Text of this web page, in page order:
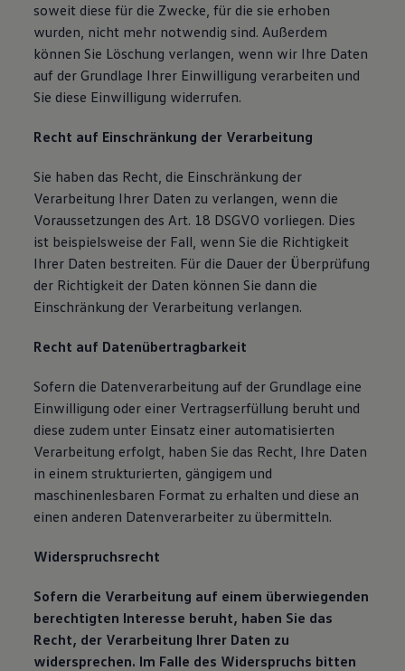
soweit diese für die Zwecke, für die sie erhoben
wurden, nicht mehr notwendig sind. Außerdem
können Sie Löschung verlangen, wenn wir Ihre Daten
auf der Grundlage Ihrer Einwilligung verarbeiten und
Sie diese Einwilligung widerrufen.
Recht auf Einschränkung der Verarbeitung
Sie haben das Recht, die Einschränkung der
Verarbeitung Ihrer Daten zu verlangen, wenn die
Voraussetzungen des Art. 18 DSGVO vorliegen. Dies
ist beispielsweise der Fall, wenn Sie die Richtigkeit
Ihrer Daten bestreiten. Für die Dauer der Überprüfung
der Richtigkeit der Daten können Sie dann die
Einschränkung der Verarbeitung verlangen.
Recht auf Datenübertragbarkeit
Sofern die Datenverarbeitung auf der Grundlage eine
Einwilligung oder einer Vertragserfüllung beruht und
diese zudem unter Einsatz einer automatisierten
Verarbeitung erfolgt, haben Sie das Recht, Ihre Daten
in einem strukturierten, gängigem und
maschinenlesbaren Format zu erhalten und diese an
einen anderen Datenverarbeiter zu übermitteln.
Widerspruchsrecht
Sofern die Verarbeitung auf einem überwiegenden
berechtigten Interesse beruht, haben Sie das
Recht, der Verarbeitung Ihrer Daten zu
widersprechen. Im Falle des Widerspruchs bitten